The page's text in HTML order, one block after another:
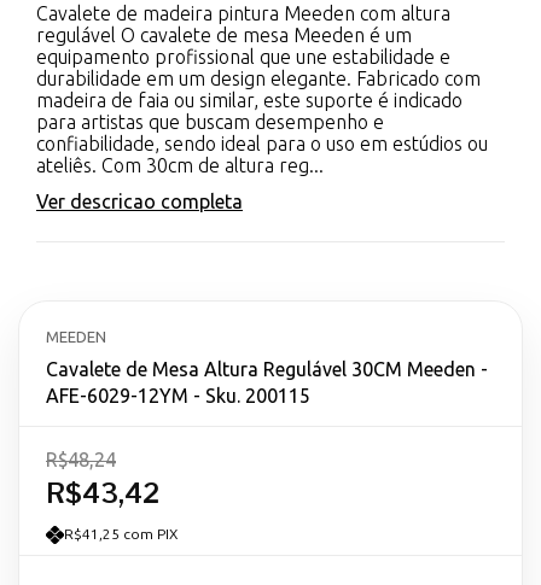
Cavalete de madeira pintura Meeden com altura
regulável O cavalete de mesa Meeden é um
equipamento profissional que une estabilidade e
durabilidade em um design elegante. Fabricado com
madeira de faia ou similar, este suporte é indicado
para artistas que buscam desempenho e
confiabilidade, sendo ideal para o uso em estúdios ou
ateliês. Com 30cm de altura reg...
Ver descricao completa
MEEDEN
Cavalete de Mesa Altura Regulável 30CM Meeden -
AFE-6029-12YM - Sku. 200115
R$43,42
R$48,24
R$41,25 com PIX